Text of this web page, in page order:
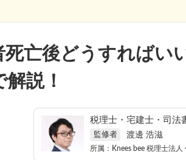
亡後どうすればい
説！
税理士・宅建士・司法
監修者 渡邊 浩滋
所属： Knees bee 税理士法人